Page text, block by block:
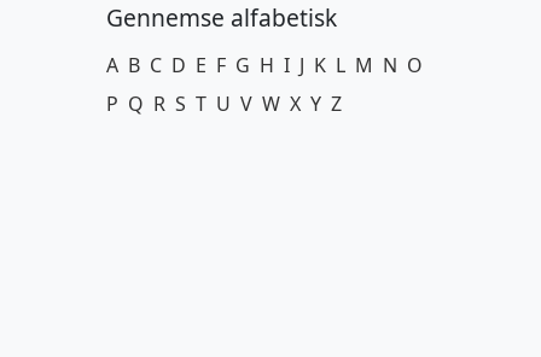
Gennemse alfabetisk
A B C D E F G H I J K L M N O
P Q R S T U V W X Y Z